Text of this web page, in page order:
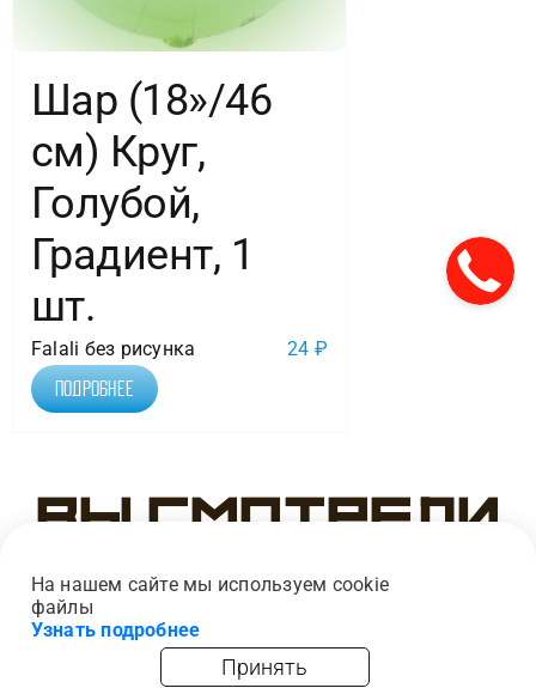
Шар (18»/46
см) Круг,
Голубой,
Градиент, 1
шт.
Falali без рисунка 24 ₽
Подробнее
Вы смотрели
На нашем сайте мы используем cookie
файлы
Узнать подробнее
Принять